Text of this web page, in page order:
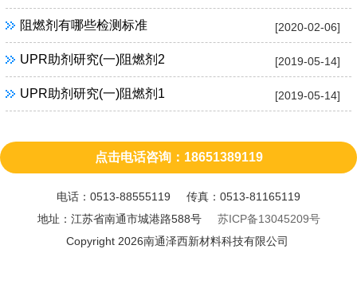
[2020-02-06]
阻燃剂有哪些检测标准
[2019-05-14]
UPR助剂研究(一)阻燃剂2
[2019-05-14]
UPR助剂研究(一)阻燃剂1
点击电话咨询：18651389119
电话：0513-88555119 传真：0513-81165119
地址：江苏省南通市城港路588号 苏ICP备13045209号
Copyright 2026南通泽西新材料科技有限公司